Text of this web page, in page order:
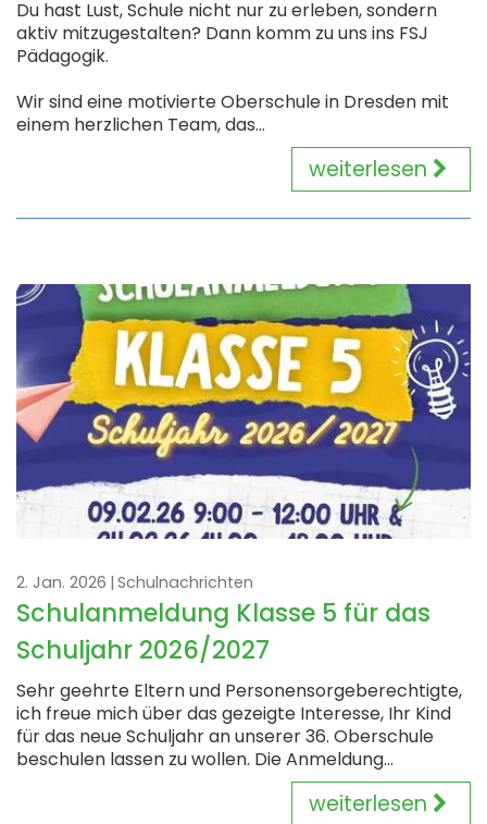
Du hast Lust, Schule nicht nur zu erleben, sondern
aktiv mitzugestalten? Dann komm zu uns ins FSJ
Pädagogik.
Wir sind eine motivierte Oberschule in Dresden mit
einem herzlichen Team, das...
weiterlesen
2. Jan. 2026 Schulnachrichten
Schulanmeldung Klasse 5 für das
Schuljahr 2026/2027
Sehr geehrte Eltern und Personensorgeberechtigte,
ich freue mich über das gezeigte Interesse, Ihr Kind
für das neue Schuljahr an unserer 36. Oberschule
beschulen lassen zu wollen. Die Anmeldung...
weiterlesen